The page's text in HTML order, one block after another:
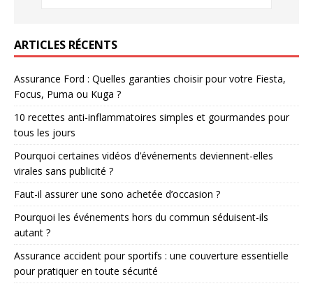
ARTICLES RÉCENTS
Assurance Ford : Quelles garanties choisir pour votre Fiesta,
Focus, Puma ou Kuga ?
10 recettes anti-inflammatoires simples et gourmandes pour
tous les jours
Pourquoi certaines vidéos d’événements deviennent-elles
virales sans publicité ?
Faut-il assurer une sono achetée d’occasion ?
Pourquoi les événements hors du commun séduisent-ils
autant ?
Assurance accident pour sportifs : une couverture essentielle
pour pratiquer en toute sécurité